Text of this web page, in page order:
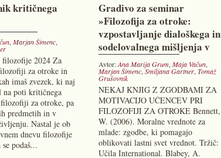
kritičnega
, Marjan Šimenc,
filozofije 2024 Za
za otroke in
imaš zvezek, ki naj
na poti kritičnega
za otroke, pa
predmetih in v
Nastal je ob
dnevu filozofije
podaš...
Gradivo za seminar
»Filozofija za otroke:
vzpostavljanje dialoškega in
sodelovalnega mišljenja v
razredu«
Avtor:Ana Marija Grum, Maja Vačun,
Marjan Šimenc,Smiljana Gartner, Tomaž
Grušovnik
NEKAJ KNJIG Z ZGODBAMI ZA
MOTIVACIJO UČENCEV PRI
FILOZOFIJI ZA OTROKE Bennett,
W. (2006). Moralne vrednote za
mlade: zgodbe, ki pomagajo
oblikovati lastni svet vrednot. Tržič:
Učila International. Blabey, A.